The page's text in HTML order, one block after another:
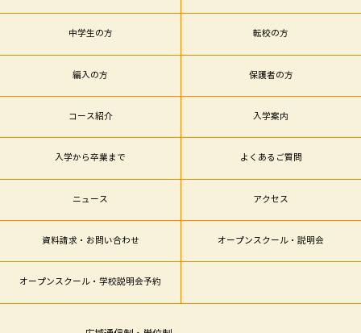
中学生の方 転校の方
編入の方 保護者の方
コース紹介 入学案内
入学から卒業まで よくあるご質問
ニュース アクセス
資料請求・お問い合わせ オープンスクール・説明会
オープンスクール・学校説明会予約